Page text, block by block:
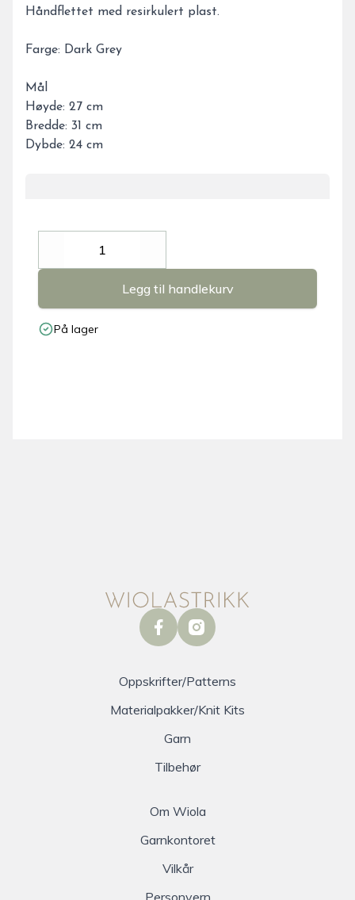
Håndflettet med resirkulert plast.
Farge: Dark Grey
Mål
Høyde: 27 cm
Bredde: 31 cm
Dybde: 24 cm
Decrease
Legg til handlekurv
På lager
facebookinstagram
Oppskrifter/Patterns
Materialpakker/Knit Kits
Garn
Tilbehør
Om Wiola
Garnkontoret
Vilkår
Personvern